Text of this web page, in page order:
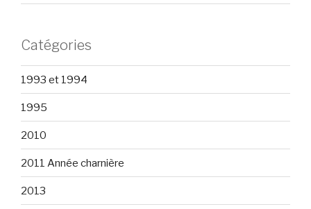
Catégories
1993 et 1994
1995
2010
2011 Année charnière
2013